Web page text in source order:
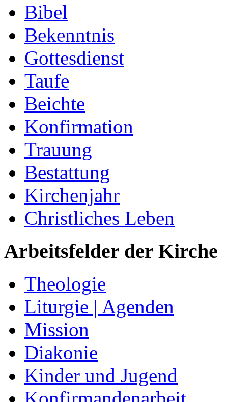
Bibel
Bekenntnis
Gottesdienst
Taufe
Beichte
Konfirmation
Trauung
Bestattung
Kirchenjahr
Christliches Leben
Arbeitsfelder der Kirche
Theologie
Liturgie | Agenden
Mission
Diakonie
Kinder und Jugend